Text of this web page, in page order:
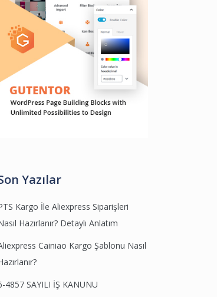
Yazılar
Kargo İle Aliexpress Siparişleri
Hazırlanır? Detaylı Anlatım
Cainiao Kargo Şablonu Nasıl
4857 SAYILI İŞ KANUNU